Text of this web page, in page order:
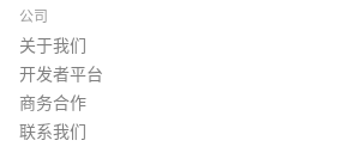
公司
关于我们
开发者平台
商务合作
联系我们